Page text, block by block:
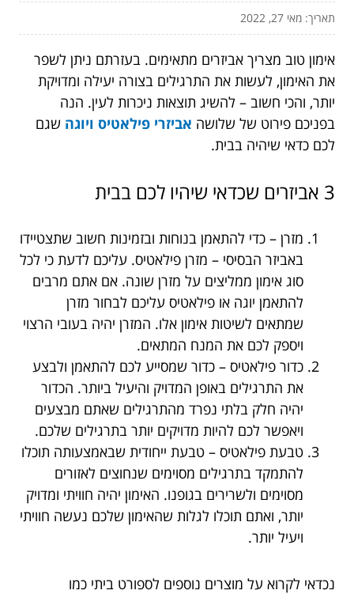
תאריך: מאי 27, 2022
אימון טוב מצריך אביזרים מתאימים. בעזרתם ניתן לשפר
את האימון, לעשות את התרגילים בצורה יעילה ומדויקת
יותר, והכי חשוב – להשיג תוצאות ניכרות לעין. הנה
בפניכם פירוט של שלושה אביזרי פילאטיס ויוגה שגם
לכם כדאי שיהיה בבית.
3 אביזרים שכדאי שיהיו לכם בבית
מזרן – כדי להתאמן בנוחות ובזמינות חשוב שתצטיידו
באביזר הבסיסי – מזרן פילאטיס. עליכם לדעת כי לכל
סוג אימון ממליצים על מזרן שונה. אם אתם מרבים
להתאמן יוגה או פילאטיס עליכם לבחור מזרן
שמתאים לשיטות אימון אלו. המזרן יהיה בעובי הרצוי
ויספק לכם את המנח המתאים.
כדור פילאטיס – כדור שמסייע לכם להתאמן ולבצע
את התרגילים באופן המדויק והיעיל ביותר. הכדור
יהיה חלק בלתי נפרד מהתרגילים שאתם מבצעים
ויאפשר לכם להיות מדויקים יותר בתרגילים שלכם.
טבעת פילאטיס – טבעת ייחודית שבאמצעותה תוכלו
להתמקד בתרגילים מסוימים שנחוצים לאזורים
מסוימים ולשרירים בגופנו. האימון יהיה חוויתי ומדויק
יותר, ואתם תוכלו לגלות שהאימון שלכם נעשה חוויתי
ויעיל יותר.
נכדאי לקרוא על מוצרים נוספים לספורט ביתי כמו